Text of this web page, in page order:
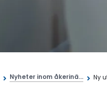
Nyheter inom åkerinä... Ny